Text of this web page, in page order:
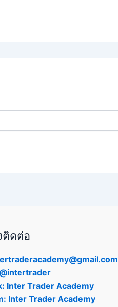
ติดต่อ
Inter Trader Academy
Inter Trader Academy